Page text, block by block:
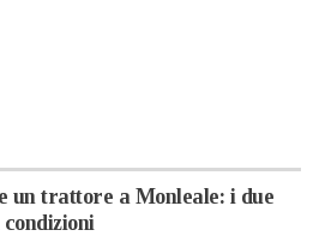
un trattore a Monleale: i due